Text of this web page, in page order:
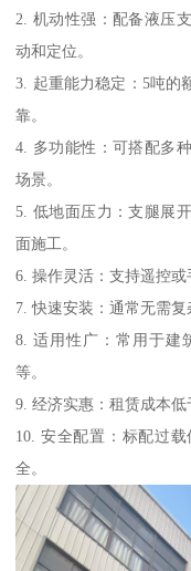
2. 机动性强：配备液压
动和定位。
3. 起重能力稳定：5吨的
靠。
4. 多功能性：可搭配多
场景。
5. 低地面压力：支腿展
面施工。
6. 操作灵活：支持遥控或
7. 快速安装：通常无需复
8. 适用性广：常用于建
等。
9. 经济实惠：租赁成本低
10. 安全配置：标配过
全。